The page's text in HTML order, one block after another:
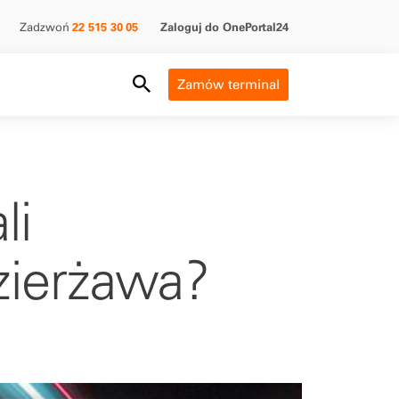
Zadzwoń22 515 30 05 Zaloguj do OnePortal24
Search FieldZamów terminal